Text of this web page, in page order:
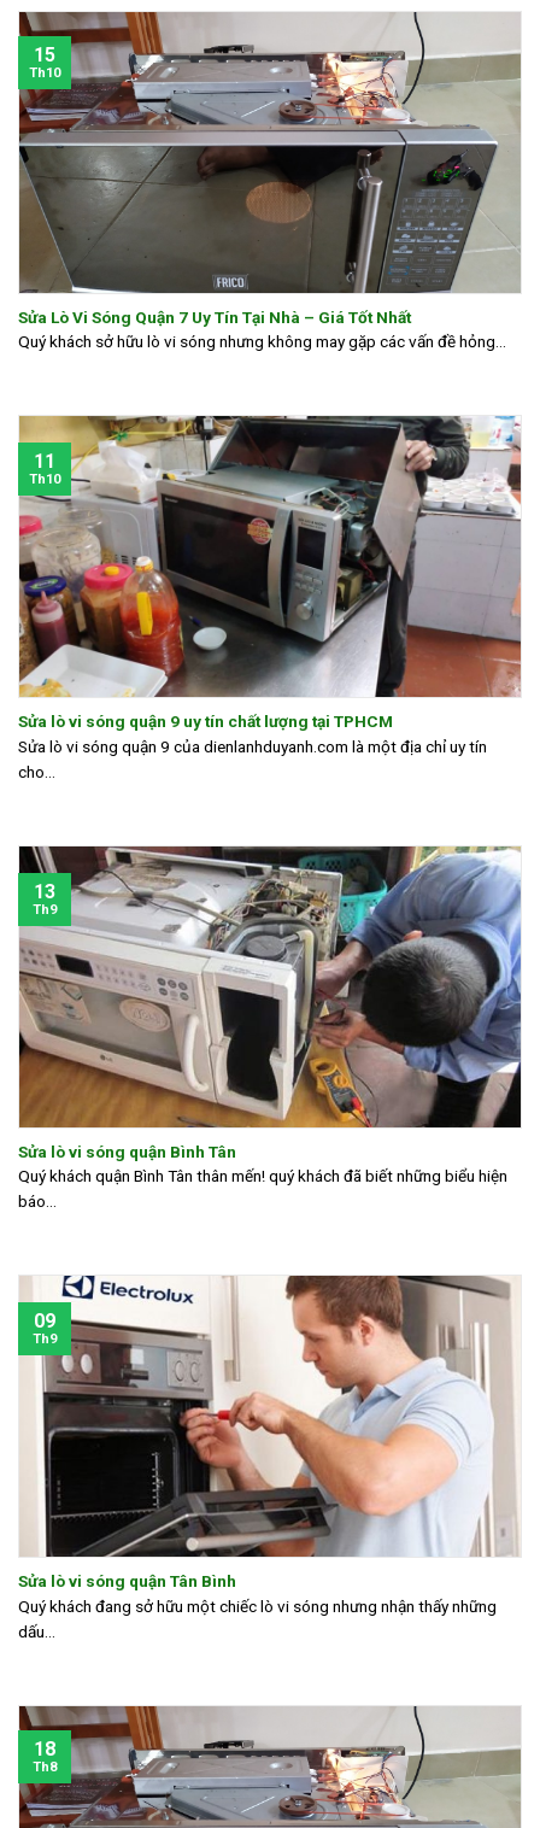
Sửa Lò Vi Sóng Quận 7 Uy Tín Tại Nhà – Giá Tốt Nhất
Quý khách sở hữu lò vi sóng nhưng không may gặp các vấn đề hỏng...
15
Th10
Sửa lò vi sóng quận 9 uy tín chất lượng tại TPHCM
Sửa lò vi sóng quận 9 của dienlanhduyanh.com là một địa chỉ uy tín
cho...
11
Th10
Sửa lò vi sóng quận Bình Tân
Quý khách quận Bình Tân thân mến! quý khách đã biết những biểu hiện
báo...
13
Th9
Sửa lò vi sóng quận Tân Bình
Quý khách đang sở hữu một chiếc lò vi sóng nhưng nhận thấy những
dấu...
09
Th9
18
Th8